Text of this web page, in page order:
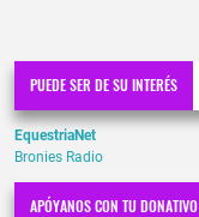
PUEDE SER DE SU INTERÉS
EquestriaNet
Bronies Radio
APÓYANOS CON TU DONATIVO